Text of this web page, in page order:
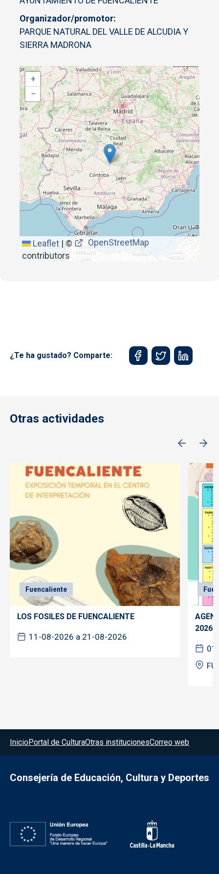
Organizador/promotor
PARQUE NATURAL DEL VALLE DE ALCUDIA Y
SIERRA MADRONA
+
−
Leaflet| ©
OpenStreetMap
contributors
¿Te ha gustado? Comparte:
Otras actividades
Fuencaliente
LOS FOSILES DE FUENCALIENTE
11-08-2026 a 21-08-2026
2026
Menú del pie
InicioPortal de CulturaOtras institucionesCorreo web
Consejería de Educación, Cultura y Deportes